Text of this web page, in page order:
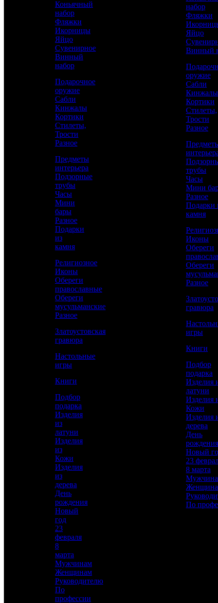
Филигрань
Аристократ
Кинжалы
143 200 р.
Сравнить товар
Рассчитать доставку СДЭК
РАССЧИТАТЬ
Длина клинка
Токарные, Слесарные, Художественное
литье, Полировка, Рисовка кистью,
Гравирование по лаку, Травление,
Подрезка штихелем, Никелирование,
Золочение, Ювелирные
Латунь, Никель, Золото, Малахит, Сталь
Для добавления товара в избранное, пожалуйста,
Коньячный
набор
Фляжки
Икорницы
Яйцо
Сувенирное
Винный
набор
Подарочное
оружие
Сабли
Кинжалы
Кортики
Стилеты,
Трости
Разное
Предметы
интерьера
Подзорные
трубы
Часы
Мини
бары
Разное
Подарки
из
камня
Религиозное
Иконы
Обереги
православные
Обереги
мусульманские
Разное
Златоустовская
гравюра
Настольные
игры
Книги
Подбор
подарка
Изделия
из
латуни
Изделия
из
Кожи
Изделия
из
дерева
День
рождения
Новый
год
23
февраля
8
марта
Мужчинам
Женщинам
Руководителю
По
профессии
набор
Фляжки
Яйцо
Винный
оружие
Сабли
Кинжалы
Кортики
Стилеты,
Трости
Разное
трубы
Часы
Мини
Разное
Подарки
камня
Иконы
Обереги
Обереги
Разное
гравюра
игры
Книги
Подбор
подарка
Изделия
латуни
Изделия
Кожи
Изделия
дерева
День
рождения
Новый
23
8 марта
По